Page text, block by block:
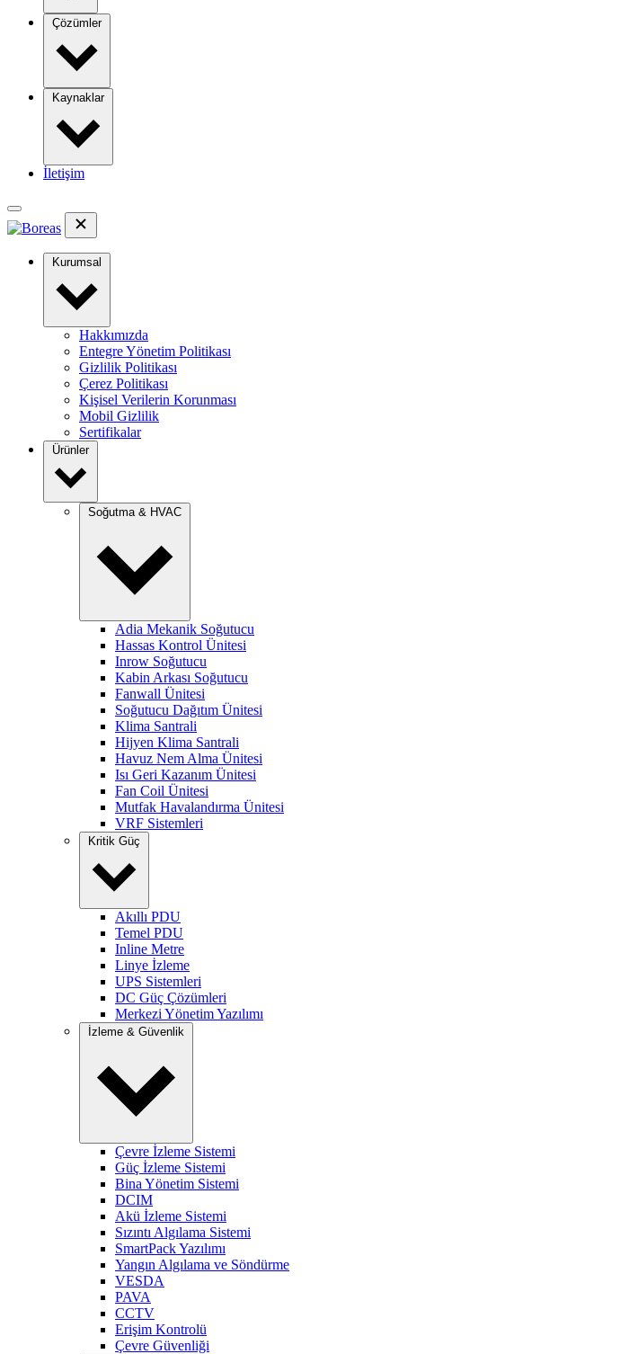
Çözümler
Kaynaklar
İletişim
Kurumsal
Hakkımızda
Entegre Yönetim Politikası
Gizlilik Politikası
Çerez Politikası
Kişisel Verilerin Korunması
Mobil Gizlilik
Sertifikalar
Ürünler
Soğutma & HVAC
Adia Mekanik Soğutucu
Hassas Kontrol Ünitesi
Inrow Soğutucu
Kabin Arkası Soğutucu
Fanwall Ünitesi
Soğutucu Dağıtım Ünitesi
Klima Santrali
Hijyen Klima Santrali
Havuz Nem Alma Ünitesi
Isı Geri Kazanım Ünitesi
Fan Coil Ünitesi
Mutfak Havalandırma Ünitesi
VRF Sistemleri
Kritik Güç
Akıllı PDU
Temel PDU
Inline Metre
Linye İzleme
UPS Sistemleri
DC Güç Çözümleri
Merkezi Yönetim Yazılımı
İzleme & Güvenlik
Çevre İzleme Sistemi
Güç İzleme Sistemi
Bina Yönetim Sistemi
DCIM
Akü İzleme Sistemi
Sızıntı Algılama Sistemi
SmartPack Yazılımı
Yangın Algılama ve Söndürme
VESDA
PAVA
CCTV
Erişim Kontrolü
Çevre Güvenliği